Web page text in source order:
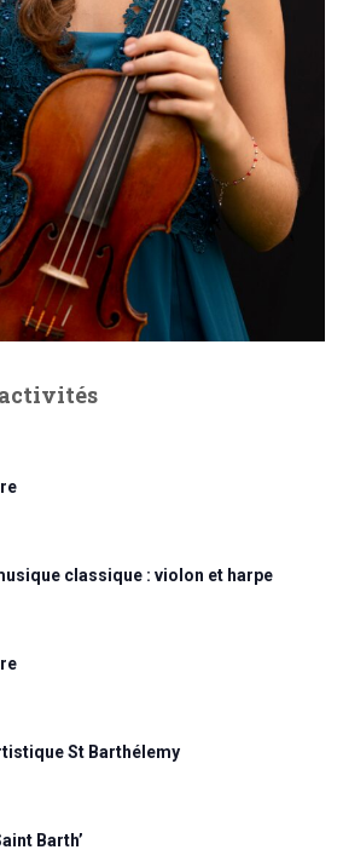
classique : violon et harpe
St Barthélemy
Barth’